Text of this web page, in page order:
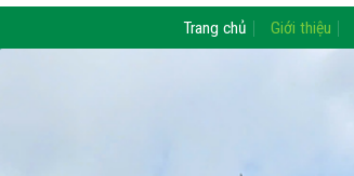
Trang chủ Giới thiệu